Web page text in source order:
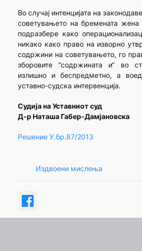
Во случај интенцијата на
советувањето на бремената жена
подразбере како
никако како право на изворно
содржини на советувањето, го
зборовите “содржината и“ во
излишно и беспредметно, а
уставно-судска интервенција.
Судија на Уставниот суд
Д-р Наташа Габер-Дамјановска
Решение У.бр.87/2013
Издвоени мислења